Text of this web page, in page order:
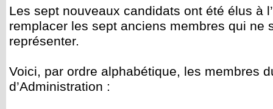
Les sept nouveaux candidats ont été élus à
remplacer les sept anciens membres qui ne
représenter.
Voici, par ordre alphabétique, les membres
d’Administration :